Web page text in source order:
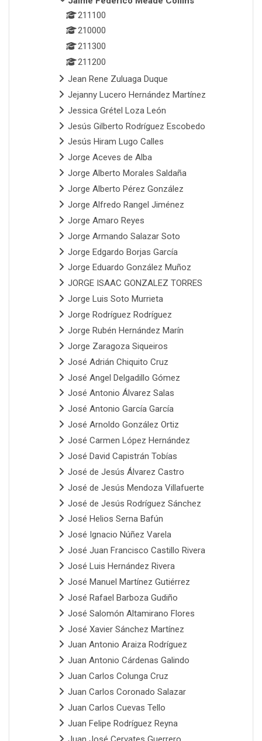
211100
210000
211300
211200
Jean Rene Zuluaga Duque
Jejanny Lucero Hernández Martínez
Jessica Grétel Loza León
Jesús Gilberto Rodríguez Escobedo
Jesús Hiram Lugo Calles
Jorge Aceves de Alba
Jorge Alberto Morales Saldaña
Jorge Alberto Pérez González
Jorge Alfredo Rangel Jiménez
Jorge Amaro Reyes
Jorge Armando Salazar Soto
Jorge Edgardo Borjas García
Jorge Eduardo González Muñoz
JORGE ISAAC GONZALEZ TORRES
Jorge Luis Soto Murrieta
Jorge Rodríguez Rodríguez
Jorge Rubén Hernández Marín
Jorge Zaragoza Siqueiros
José Adrián Chiquito Cruz
José Angel Delgadillo Gómez
José Antonio Álvarez Salas
José Antonio García García
José Arnoldo González Ortiz
José Carmen López Hernández
José David Capistrán Tobías
José de Jesús Álvarez Castro
José de Jesús Mendoza Villafuerte
José de Jesús Rodríguez Sánchez
José Helios Serna Bafún
José Ignacio Núñez Varela
José Juan Francisco Castillo Rivera
José Luis Hernández Rivera
José Manuel Martínez Gutiérrez
José Rafael Barboza Gudiño
José Salomón Altamirano Flores
José Xavier Sánchez Martínez
Juan Antonio Araiza Rodríguez
Juan Antonio Cárdenas Galindo
Juan Carlos Colunga Cruz
Juan Carlos Coronado Salazar
Juan Carlos Cuevas Tello
Juan Felipe Rodríguez Reyna